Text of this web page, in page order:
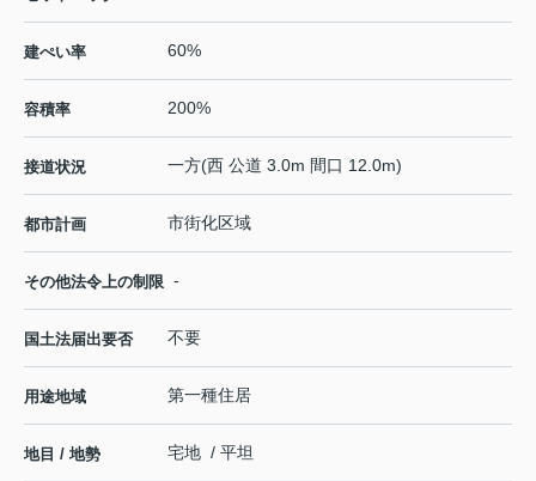
建ぺい率 60%
容積率 200%
接道状況 一方(西 公道 3.0m 間口 12.0m)
都市計画 市街化区域
その他法令上の制限 -
国土法届出要否 不要
用途地域 第一種住居
地目 / 地勢 宅地 / 平坦